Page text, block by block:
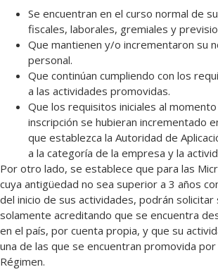
Se encuentran en el curso normal de
fiscales, laborales, gremiales y
Que mantienen y/o incrementaron su
personal.
Que continúan cumpliendo con los
a las actividades promovidas.
Que los requisitos iniciales al
inscripción se hubieran incrementado
que establezca la Autoridad de
a la categoría de la empresa y la
Por otro lado, se establece que para las
cuya antigüedad no sea superior a 3 años
del inicio de sus actividades, podrán solicitar
solamente acreditando que se encuentra
en el país, por cuenta propia, y que su
una de las que se encuentran promovida
Régimen.